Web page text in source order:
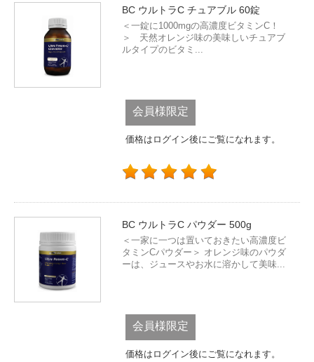
BC ウルトラC チュアブル 60錠
＜一錠に1000mgの高濃度ビタミンC！
＞ 天然オレンジ味の美味しいチュアブ
ルタイプのビタミ...
会員様限定
価格はログイン後にご覧になれます。
BC ウルトラC パウダー 500g
＜一家に一つは置いておきたい高濃度ビ
タミンCパウダー＞ オレンジ味のパウダ
ーは、ジュースやお水に溶かして美味...
会員様限定
価格はログイン後にご覧になれます。